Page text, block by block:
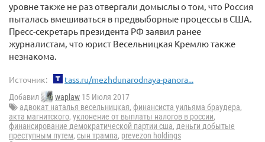
уровне также не раз отвергали домыслы о том, что Россия
пыталась вмешиваться в предвыборные процессы в США.
Пресс-секретарь президента РФ заявил ранее
журналистам, что юрист Весельницкая Кремлю также
незнакома.
Источник: tass.ru/mezhdunarodnaya-panora...
Добавил waplaw 15 Июля 2017
адвокат наталья весельницкая, финансиста уильяма браудера,
акта магнитского, уклонение от выплаты налогов в россии,
финансирование демократической партии сша, деньги добытые
преступным путем, сын трампа, prevezon holdings